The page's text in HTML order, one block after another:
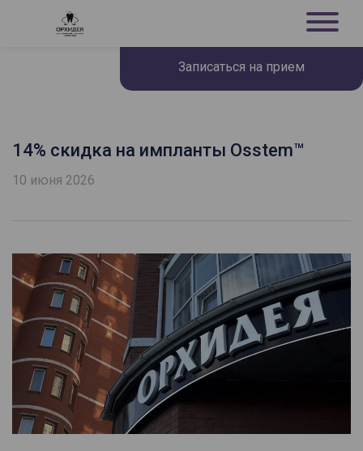
Записаться на прием
14% скидка на импланты Osstem™
10 июня 2026